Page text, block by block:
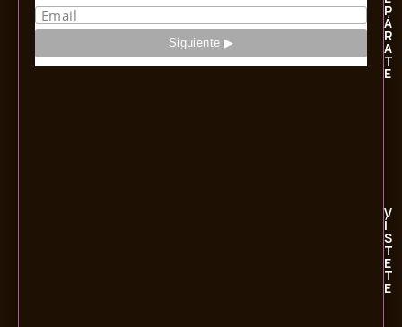
P
Á
R
A
T
E
V
Í
S
T
E
T
E